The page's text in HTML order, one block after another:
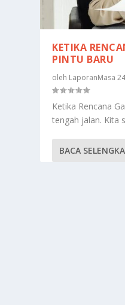
KETIKA
PINTU BARU
oleh LaporanMasa
Ketika Rencana
tengah jalan. Kita
BACA